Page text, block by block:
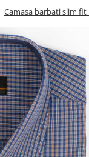
Camasa barbati slim